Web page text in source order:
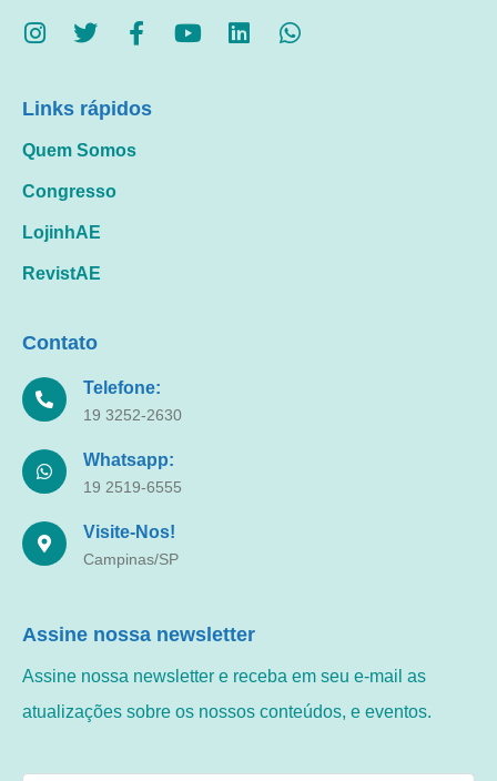
Links rápidos
Quem Somos
Congresso
LojinhAE
RevistAE
Contato
Telefone:
19 3252-2630
Whatsapp:
19 2519-6555
Visite-Nos!
Campinas/SP
Assine nossa newsletter
Assine nossa newsletter e receba em seu e-mail as
atualizações sobre os nossos conteúdos, e eventos.